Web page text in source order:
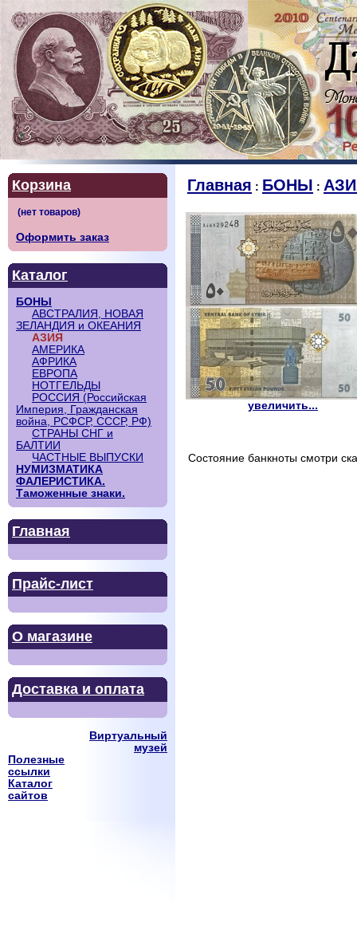
Корзина
Оформить заказ
Каталог
БОНЫ
АВСТРАЛИЯ, НОВАЯ
ЗЕЛАНДИЯ и ОКЕАНИЯ
АЗИЯ
АМЕРИКА
АФРИКА
ЕВРОПА
НОТГЕЛЬДЫ
РОССИЯ (Российская
Империя, Гражданская
война, РСФСР, СССР, РФ)
СТРАНЫ СНГ и
БАЛТИИ
ЧАСТНЫЕ ВЫПУСКИ
НУМИЗМАТИКА
ФАЛЕРИСТИКА.
Таможенные знаки.
Главная
Прайс-лист
О магазине
Доставка и оплата
Виртуальный
музей
Полезные
ссылки
Каталог
сайтов
Главная : БОНЫ :
увеличить...
Состояние банкноты смотри